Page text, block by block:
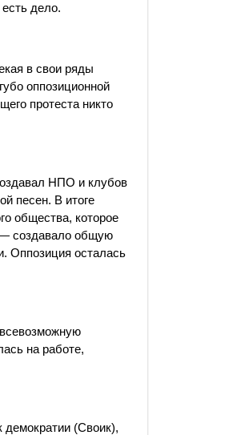
дело.
в свои ряды
оппозиционной
протеста никто
НПО и клубов
песен. В итоге
общества, которое
— создавало общую
Оппозиция осталась
на работе,
демократии (Своик),